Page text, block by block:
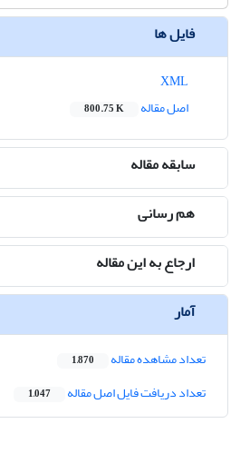
فایل ها
اصل مقاله
800.75 K
سابقه مقاله
هم رسانی
ارجاع به این مقاله
آمار
تعداد مشاهده مقاله 1,870
تعداد دریافت فایل اصل مقاله 1,047